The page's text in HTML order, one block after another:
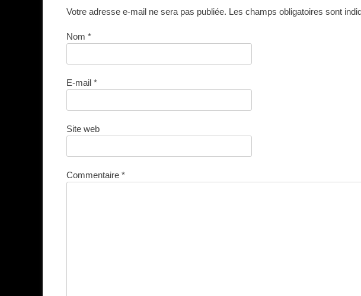
Votre adresse e-mail ne sera pas publiée. Les champs obligatoires sont
Nom *
E-mail *
Site web
Commentaire *